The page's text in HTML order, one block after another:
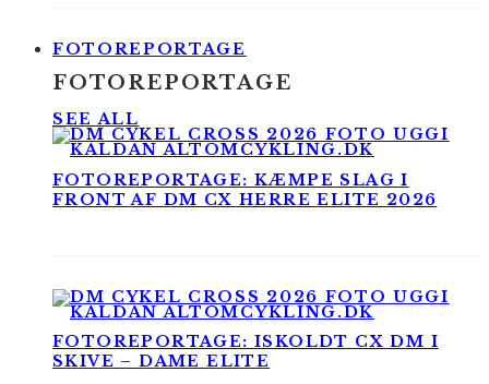
FOTOREPORTAGE
FOTOREPORTAGE
SEE ALL
FOTOREPORTAGE: KÆMPE SLAG I
FRONT AF DM CX HERRE ELITE 2026
FOTOREPORTAGE: ISKOLDT CX DM I
SKIVE – DAME ELITE